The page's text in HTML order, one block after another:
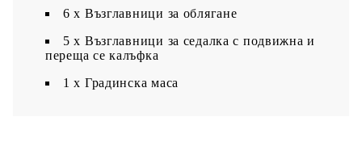
6 х Възглавници за облягане
5 x Възглавници за седалка с подвижна и
переща се калъфка
1 х Градинска маса